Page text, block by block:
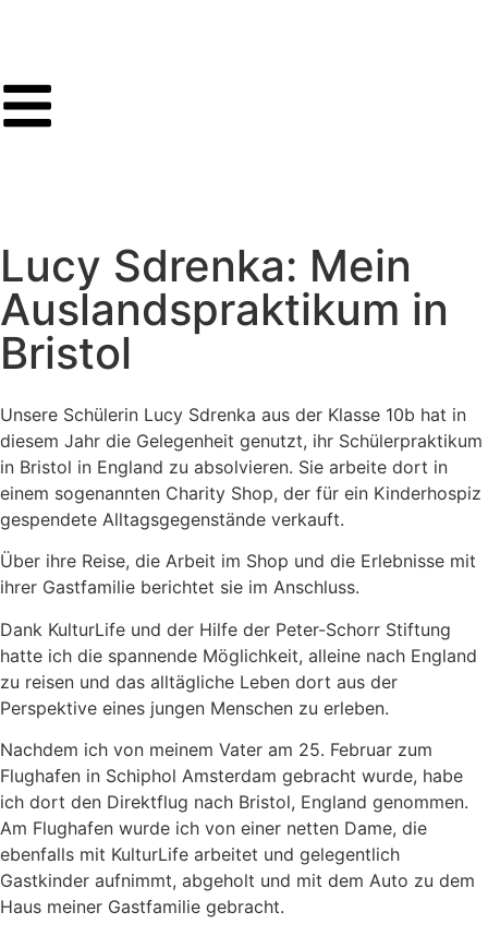
Lucy Sdrenka: Mein
Auslandspraktikum in
Bristol
Unsere Schülerin Lucy Sdrenka aus der Klasse 10b hat in
diesem Jahr die Gelegenheit genutzt, ihr Schülerpraktikum
in Bristol in England zu absolvieren. Sie arbeite dort in
einem sogenannten Charity Shop, der für ein Kinderhospiz
gespendete Alltagsgegenstände verkauft.
Über ihre Reise, die Arbeit im Shop und die Erlebnisse mit
ihrer Gastfamilie berichtet sie im Anschluss.
Dank KulturLife und der Hilfe der Peter-Schorr Stiftung
hatte ich die spannende Möglichkeit, alleine nach England
zu reisen und das alltägliche Leben dort aus der
Perspektive eines jungen Menschen zu erleben.
Nachdem ich von meinem Vater am 25. Februar zum
Flughafen in Schiphol Amsterdam gebracht wurde, habe
ich dort den Direktflug nach Bristol, England genommen.
Am Flughafen wurde ich von einer netten Dame, die
ebenfalls mit KulturLife arbeitet und gelegentlich
Gastkinder aufnimmt, abgeholt und mit dem Auto zu dem
Haus meiner Gastfamilie gebracht.